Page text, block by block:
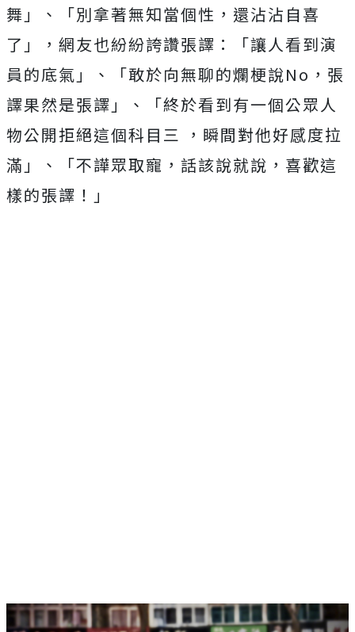
舞」、「別拿著無知當個性，還沾沾自喜
了」，網友也紛紛誇讚張譯：「讓人看到演
員的底氣」、
「敢於向無聊的爛梗說No，張
譯果然是張譯」、「終於看到有一個公眾人
物公開拒絕這個科目三 ，瞬間對他好感度拉
滿」、「不譁眾取寵，話該說就說，喜歡這
樣的張譯！」